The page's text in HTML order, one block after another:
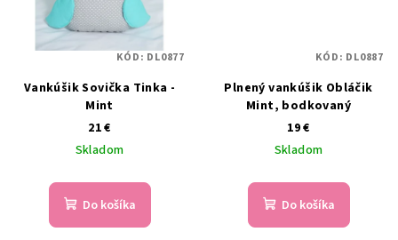
Vankúšik Sovička Tinka -
Mint
21 €
Skladom
Do košíka
KÓD: DL0877
Plnený vankúšik Obláčik
Mint, bodkovaný
19 €
Skladom
Do košíka
KÓD: DL0887